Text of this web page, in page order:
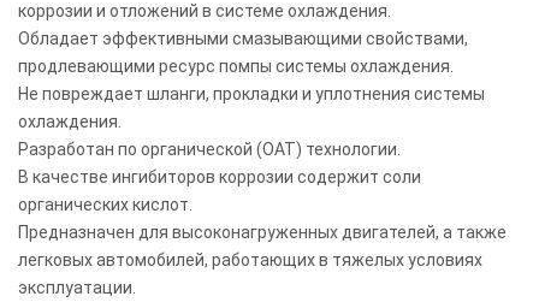
коррозии и отложений в системе охлаждения.
Обладает эффективными смазывающими свойствами,
продлевающими ресурс помпы системы охлаждения.
Не повреждает шланги, прокладки и уплотнения системы
охлаждения.
Разработан по органической (OAT) технологии.
В качестве ингибиторов коррозии содержит соли
органических кислот.
Предназначен для высоконагруженных двигателей, а также
легковых автомобилей, работающих в тяжелых условиях
эксплуатации.